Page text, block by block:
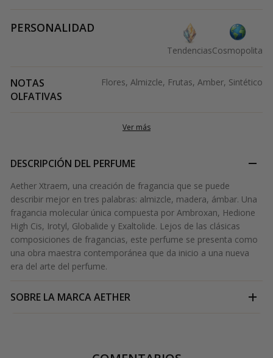
PERSONALIDAD
TendenciasCosmopolita
NOTAS
OLFATIVAS
Flores, Almizcle, Frutas, Amber, Sintético
Ver más
DESCRIPCIÓN DEL PERFUME
Aether Xtraem, una creación de fragancia que se puede
describir mejor en tres palabras: almizcle, madera, ámbar. Una
fragancia molecular única compuesta por Ambroxan, Hedione
High Cis, Irotyl, Globalide y Exaltolide. Lejos de las clásicas
composiciones de fragancias, este perfume se presenta como
una obra maestra contemporánea que da inicio a una nueva
era del arte del perfume.
SOBRE LA MARCAAETHER